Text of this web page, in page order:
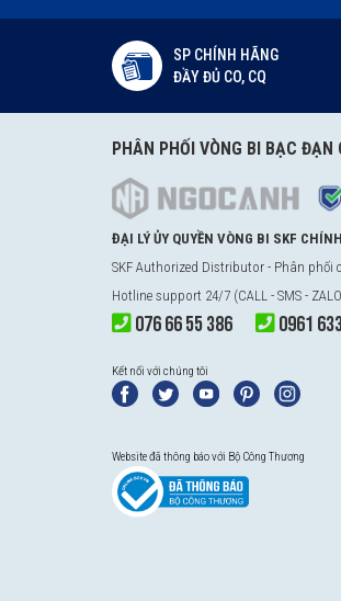
SP CHÍNH HÃNG
ĐẦY ĐỦ CO, CQ
PHÂN PHỐI VÒNG BI BẠC ĐẠN
ĐẠI LÝ ỦY QUYỀN VÒNG BI SKF
SKF Authorized Distributor - Phân
Hotline support 24/7 (CALL - SMS -
076 66 55 386 0961
Kết nối với chúng tôi
Website đã thông báo với Bộ Công Thương